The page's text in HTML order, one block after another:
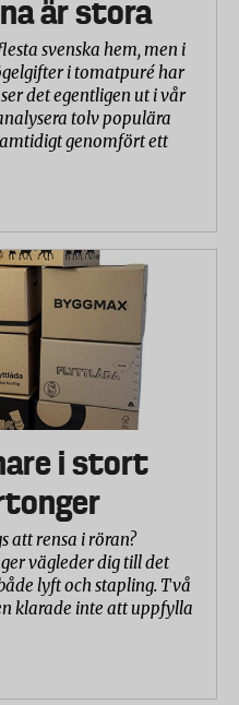
är stora
svenska hem, men i
i tomatpuré har
det egentligen ut i vår
tolv populära
genomfört ett
i stort
att rensa i röran?
vägleder dig till det
lyft och stapling. Två
klarade inte att uppfylla